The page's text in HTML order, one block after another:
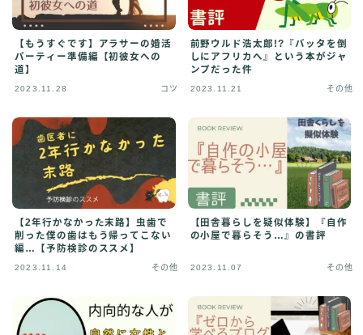
【もうすぐです】アラサーの婚活
パーティー準備編【初彼女への
道】
2023.11.28 コツ
前野ウルド浩太郎!?『バッタを倒
しにアフリカへ』という本がジャ
ンプだった件
2023.11.21 その他
【2年行かなかった末路】虫歯で
削った僕の歯はもう帰ってこない
編…【予防検診のススメ】
2023.11.14 その他
【田舎暮らしを疑似体験】『自作
の小屋で暮らそう…』の書評
2023.11.07 その他